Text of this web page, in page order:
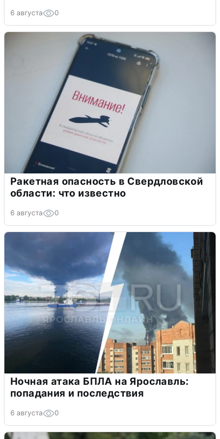
6 августа 0
Ракетная опасность в Свердловской
области: что известно
6 августа 0
Ночная атака БПЛА на Ярославль:
попадания и последствия
6 августа 0